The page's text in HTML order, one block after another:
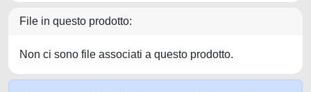
File in questo prodotto:
Non ci sono file associati a questo prodotto.